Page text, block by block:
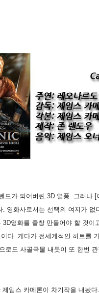
드가 되어버린 3D 열풍. 그러나
. 영화사로서는 선택의 여지가
영화를 줄창 만들어야 할 것
다. 게다가 전세계적인 히트를
로도 사골국물 내듯이 또 한번
제임스 카메론이 차기작을 내놨